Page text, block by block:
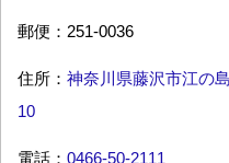
郵便：251-0036
住所： 神奈川県藤沢市江の
10
電話： 0466-50-2111